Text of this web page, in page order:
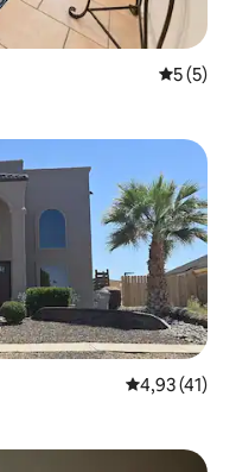
5 (5)
Évaluation
4,93 (41)